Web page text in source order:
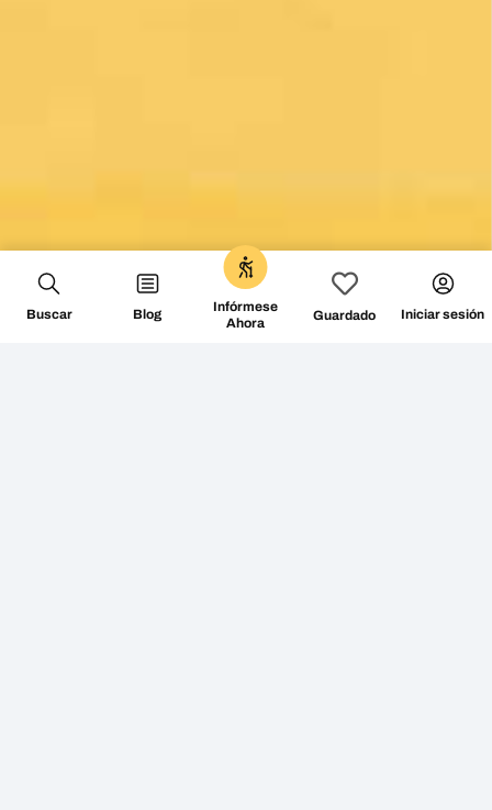
Buscar Blog
Infórmese
Ahora
0
Guardado Iniciar sesión